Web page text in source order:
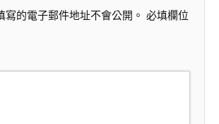
寫的電子郵件地址不會公開。 必填欄位